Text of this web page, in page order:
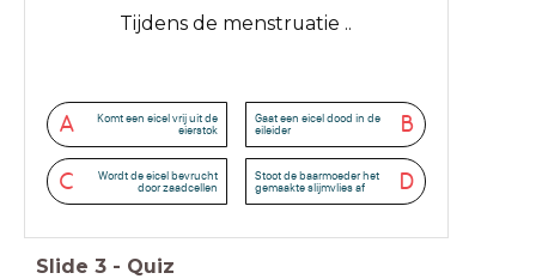
Tijdens de menstruatie ..
A
Komt een eicel vrij uit de
eierstok
B
Gaat een eicel dood in de
eileider
C
Wordt de eicel bevrucht
door zaadcellen
D
Stoot de baarmoeder het
gemaakte slijmvlies af
Slide 3 - Quiz